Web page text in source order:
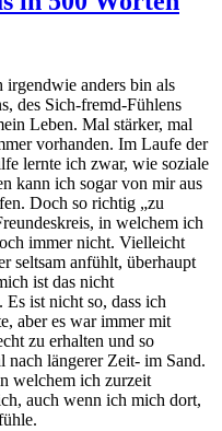
irgendwie anders bin als
des Sich-fremd-Fühlens
Leben. Mal stärker, mal
vorhanden. Im Laufe der
lernte ich zwar, wie soziale
kann ich sogar von mir aus
Doch so richtig „zu
in welchem ich
immer nicht. Vielleicht
seltsam anfühlt, überhaupt
ist das nicht
ist nicht so, dass ich
aber es war immer mit
zu erhalten und so
nach längerer Zeit- im Sand.
welchem ich zurzeit
auch wenn ich mich dort,